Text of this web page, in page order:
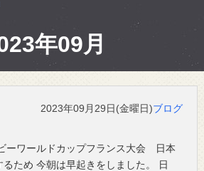
年09月
2023年09月29日(金曜日)ブログ
ーワールドカップフランス大会 日本
ため 今朝は早起きをしました。 日